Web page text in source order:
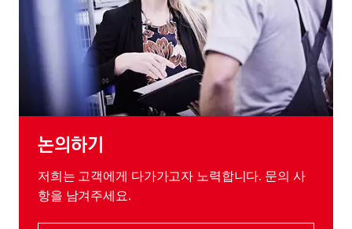
논의하기
저희는 고객에게 다가가고자 노력합니다. 문의 사
항을 남겨주세요.